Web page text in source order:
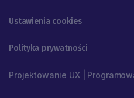
Ustawienia cookies
Polityka prywatności
Projektowanie UX |